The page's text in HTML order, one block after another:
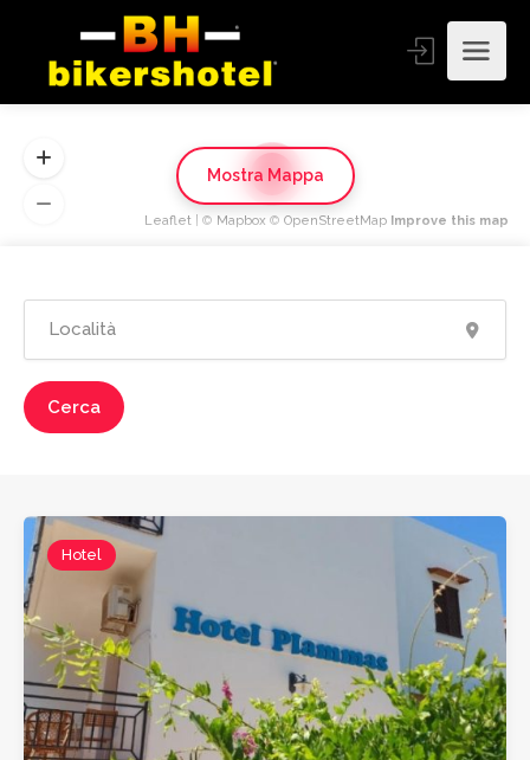
Cerca
Hotel
19
Leaflet | © Mapbox © OpenStreetMap Improve this map
Mostra Mappa